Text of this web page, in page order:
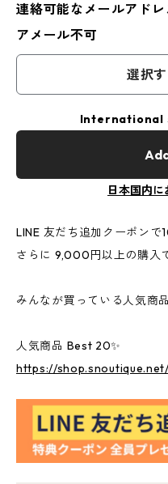
連絡可能なメールアド
アメール不可
選択す
International
日本国内
LINE 友だち追加クーポンで
さらに 9,000円以上の購入
みんなが買っている人気商
人気商品 Best 20✨
https://